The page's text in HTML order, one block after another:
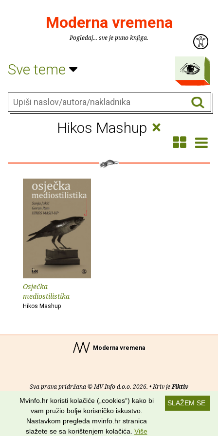
Moderna vremena
Pogledaj... sve je puno knjiga.
Sve teme
Hikos Mashup ×
Osječka
mediostilistika
Hikos Mashup
Moderna vremena
Sva prava pridržana © MV Info d.o.o. 2026. • Kriv jeFiktiv
Uvjeti korištenja RSS kanali
Potraži nas na:
SLAŽEM SE
Mvinfo.hr koristi kolačiće („cookies“) kako bi
vam pružio bolje korisničko iskustvo.
Nastavkom pregleda mvinfo.hr stranica
slažete se sa korištenjem kolačića. Više